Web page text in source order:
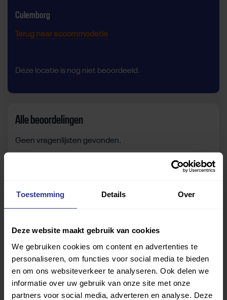
Toestemming Details Over
Deze website maakt gebruik van cookies
We gebruiken cookies om content en advertenties te
personaliseren, om functies voor social media te bieden
en om ons websiteverkeer te analyseren. Ook delen we
informatie over uw gebruik van onze site met onze
partners voor social media, adverteren en analyse. Deze
Culemborg
Terug naar accommodatie
Deze locatie is nog niet beoordeeld.
Alle beoordelingen
Geen vragenlijsten gevonden.
Zelf beoordelen
Om deze sportruimte te beoordelen moet je ingelogd
Inloggen